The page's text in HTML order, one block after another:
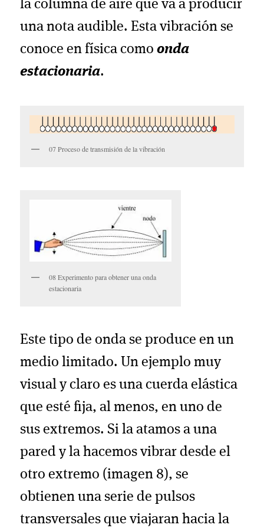
la columna de aire que va a producir
una nota audible. Esta vibración se
conoce en física comoonda
estacionaria.
07 Proceso de transmisión de la vibración
08 Experimento para obtener una onda
estacionaria
Este tipo de onda se produce en un
medio limitado. Un ejemplo muy
visual y claro es una cuerda elástica
que esté fija, al menos, en uno de
sus extremos. Si la atamos a una
pared y la hacemos vibrar desde el
otro extremo (imagen 8), se
obtienen una serie de pulsos
transversales que viajaran hacia la